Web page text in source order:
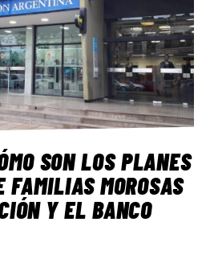
SON LOS PLANES
FAMILIAS MOROSAS
Y EL BANCO